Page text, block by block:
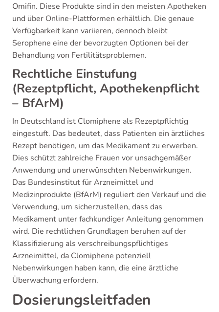
Omifin. Diese Produkte sind in den meisten Apotheken
und über Online-Plattformen erhältlich. Die genaue
Verfügbarkeit kann variieren, dennoch bleibt
Serophene eine der bevorzugten Optionen bei der
Behandlung von Fertilitätsproblemen.
Rechtliche Einstufung
(Rezeptpflicht, Apothekenpflicht
– BfArM)
In Deutschland ist Clomiphene als Rezeptpflichtig
eingestuft. Das bedeutet, dass Patienten ein ärztliches
Rezept benötigen, um das Medikament zu erwerben.
Dies schützt zahlreiche Frauen vor unsachgemäßer
Anwendung und unerwünschten Nebenwirkungen.
Das Bundesinstitut für Arzneimittel und
Medizinprodukte (BfArM) reguliert den Verkauf und die
Verwendung, um sicherzustellen, dass das
Medikament unter fachkundiger Anleitung genommen
wird. Die rechtlichen Grundlagen beruhen auf der
Klassifizierung als verschreibungspflichtiges
Arzneimittel, da Clomiphene potenziell
Nebenwirkungen haben kann, die eine ärztliche
Überwachung erfordern.
Dosierungsleitfaden